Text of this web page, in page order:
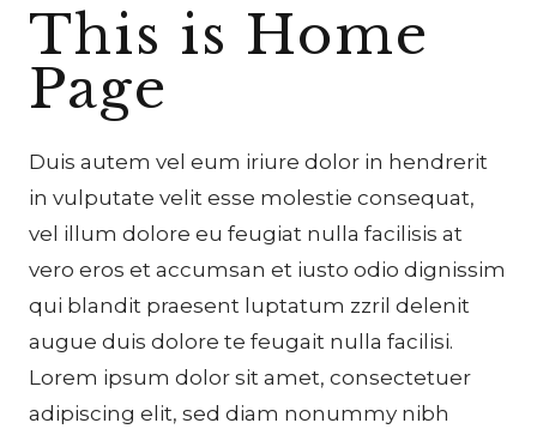
This is Home
Page
Duis autem vel eum iriure dolor in hendrerit
in vulputate velit esse molestie consequat,
vel illum dolore eu feugiat nulla facilisis at
vero eros et accumsan et iusto odio dignissim
qui blandit praesent luptatum zzril delenit
augue duis dolore te feugait nulla facilisi.
Lorem ipsum dolor sit amet, consectetuer
adipiscing elit, sed diam nonummy nibh